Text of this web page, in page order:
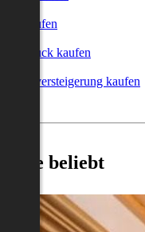
kaufen
kaufen
kaufen
beliebt